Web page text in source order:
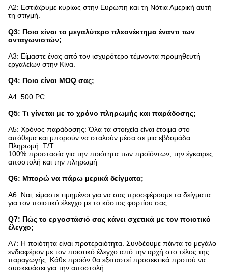
A2: Εστιάζουμε κυρίως στην Ευρώπη και τη Νότια Αμερική αυτή
τη στιγμή.
Q3: Ποιο είναι το μεγαλύτερο πλεονέκτημα έναντι των
ανταγωνιστών;
A3: Είμαστε ένας από τον ισχυρότερο τέμνοντα προμηθευτή
εργαλείων στην Κίνα.
Q4: Ποιο είναι MOQ σας;
A4: 500 PC
Q5: Τι γίνεται με το χρόνο πληρωμής και παράδοσης;
A5: Χρόνος παράδοσης: Όλα τα στοιχεία είναι έτοιμα στο
απόθεμα και μπορούν να σταλούν μέσα σε μια εβδομάδα.
Πληρωμή: T/T.
100% προστασία για την ποιότητα των προϊόντων, την έγκαιρες
αποστολή και την πληρωμή
Q6: Μπορώ να πάρω μερικά δείγματα;
A6: Ναι, είμαστε τιμημένοι για να σας προσφέρουμε τα δείγματα
για τον ποιοτικό έλεγχο με το κόστος φορτίου σας.
Q7: Πώς το εργοστάσιό σας κάνει σχετικά με τον ποιοτικό
έλεγχο;
A7: Η ποιότητα είναι προτεραιότητα. Συνδέουμε πάντα το μεγάλο
ενδιαφέρον με τον ποιοτικό έλεγχο από την αρχή στο τέλος της
παραγωγής. Κάθε προϊόν θα εξεταστεί προσεκτικά προτού να
συσκευάσει για την αποστολή.